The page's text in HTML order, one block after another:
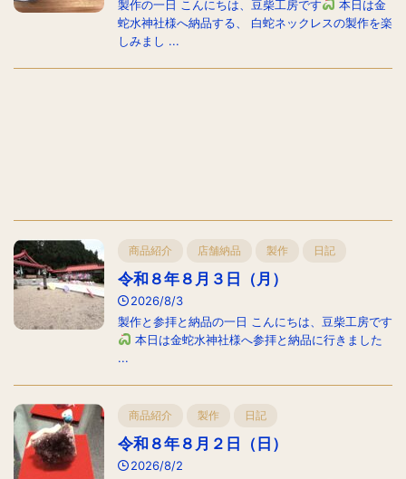
製作の一日 こんにちは、豆柴工房です
本日は金
蛇水神社様へ納品する、 白蛇ネックレスの製作を楽
しみまし ...
商品紹介 店舗納品 製作 日記
令和８年８月３日（月）
2026/8/3
製作と参拝と納品の一日 こんにちは、豆柴工房です
本日は金蛇水神社様へ参拝と納品に行きました
...
商品紹介 製作 日記
令和８年８月２日（日）
2026/8/2